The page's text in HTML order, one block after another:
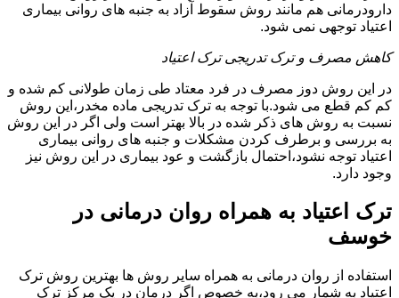
دارودرمانی هم مانند روش سقوط آزاد به جنبه های روانی بیماری
اعتیاد توجهی نمی شود.
کاهش مصرف و ترک تدریجی ترک اعتیاد
در این روش دوز مصرف در فرد معتاد طی زمان طولانی کم شده و
کم کم قطع می شود.با توجه به ترک تدریجی ماده مخدر،این روش
نسبت به روش های ذکر شده در بالا بهتر است ولی اگر در این روش
به بررسی و برطرف کردن مشکلات و جنبه های روانی بیماری
اعتیاد توجه نشود،احتمال بازگشت و عود بیماری در این روش نیز
وجود دارد.
ترک اعتیاد به همراه روان درمانی در
خوسف
استفاده از روان درمانی به همراه سایر روش ها بهترین روش ترک
اعتیاد به شمار می رود،به خصوص اگر درمان در یک مرکز ترک